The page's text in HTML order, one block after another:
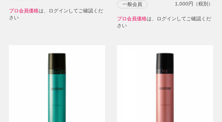
プロ会員価格は、ログインしてご確認くだ
さい
一般会員 1,000円（税別）
プロ会員価格は、ログインしてご確認くだ
さい